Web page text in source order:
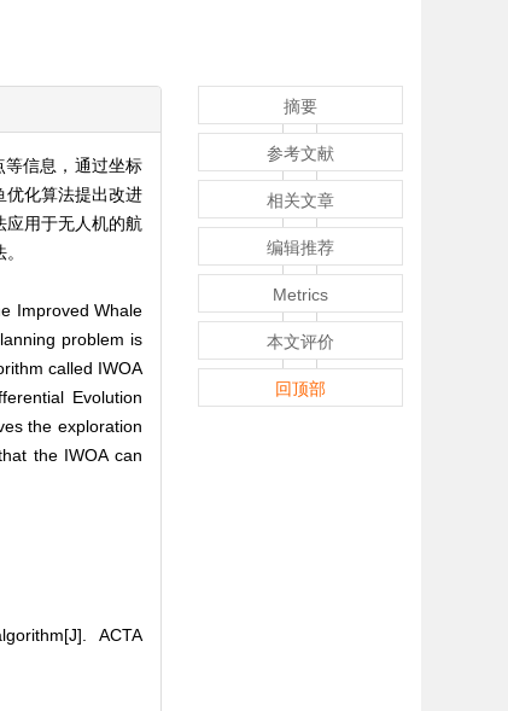
信息，通过坐标
优化算法提出改进
应用于无人机的航
Improved Whale
problem is
called IWOA
Evolution
the exploration
the IWOA can
ACTA
摘要
参考文献
相关文章
编辑推荐
Metrics
本文评价
回顶部